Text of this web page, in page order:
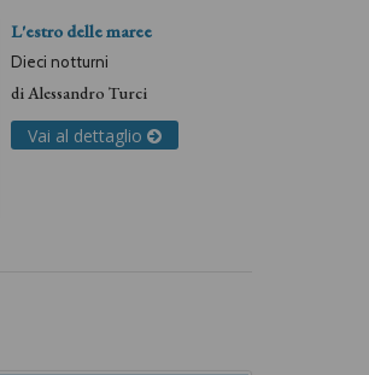
L'estro delle maree
Dieci notturni
diAlessandro Turci
Vai al dettaglio